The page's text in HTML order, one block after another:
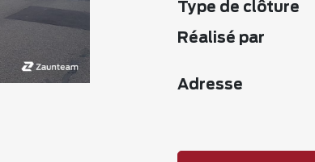
Type de clôture
Réalisé par
Adresse